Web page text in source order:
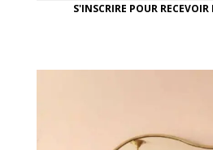
S'INSCRIRE POUR